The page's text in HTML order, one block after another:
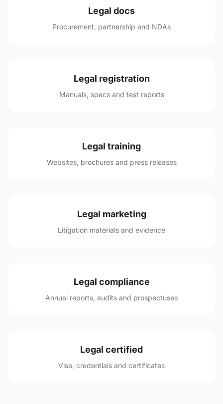
Legal docs
Procurement, partnership and NDAs
Legal registration
Manuals, specs and test reports
Legal training
Websites, brochures and press releases
Legal marketing
Litigation materials and evidence
Legal compliance
Annual reports, audits and prospectuses
Legal certified
Visa, credentials and certificates